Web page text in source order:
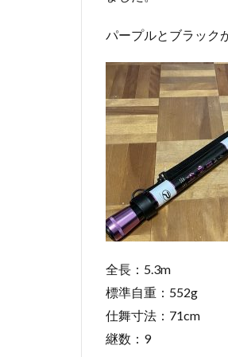
パープルとブラック
全長：5.3m
標準自重：552g
仕舞寸法：71cm
継数：9